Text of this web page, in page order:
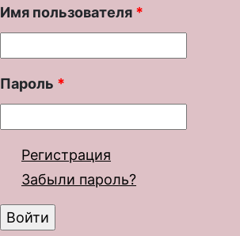
Имя пользователя *
Пароль *
Регистрация
Забыли пароль?